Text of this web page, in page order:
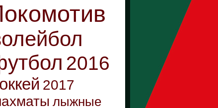
2016
2017
лыжные